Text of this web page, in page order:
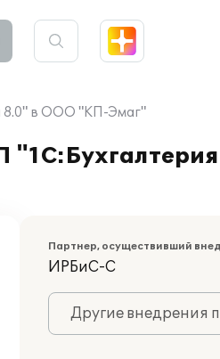
8.0" в ООО "КП-Эмаг"
Партнер, осуществивший
ИРБиС-С
Другие внедрения